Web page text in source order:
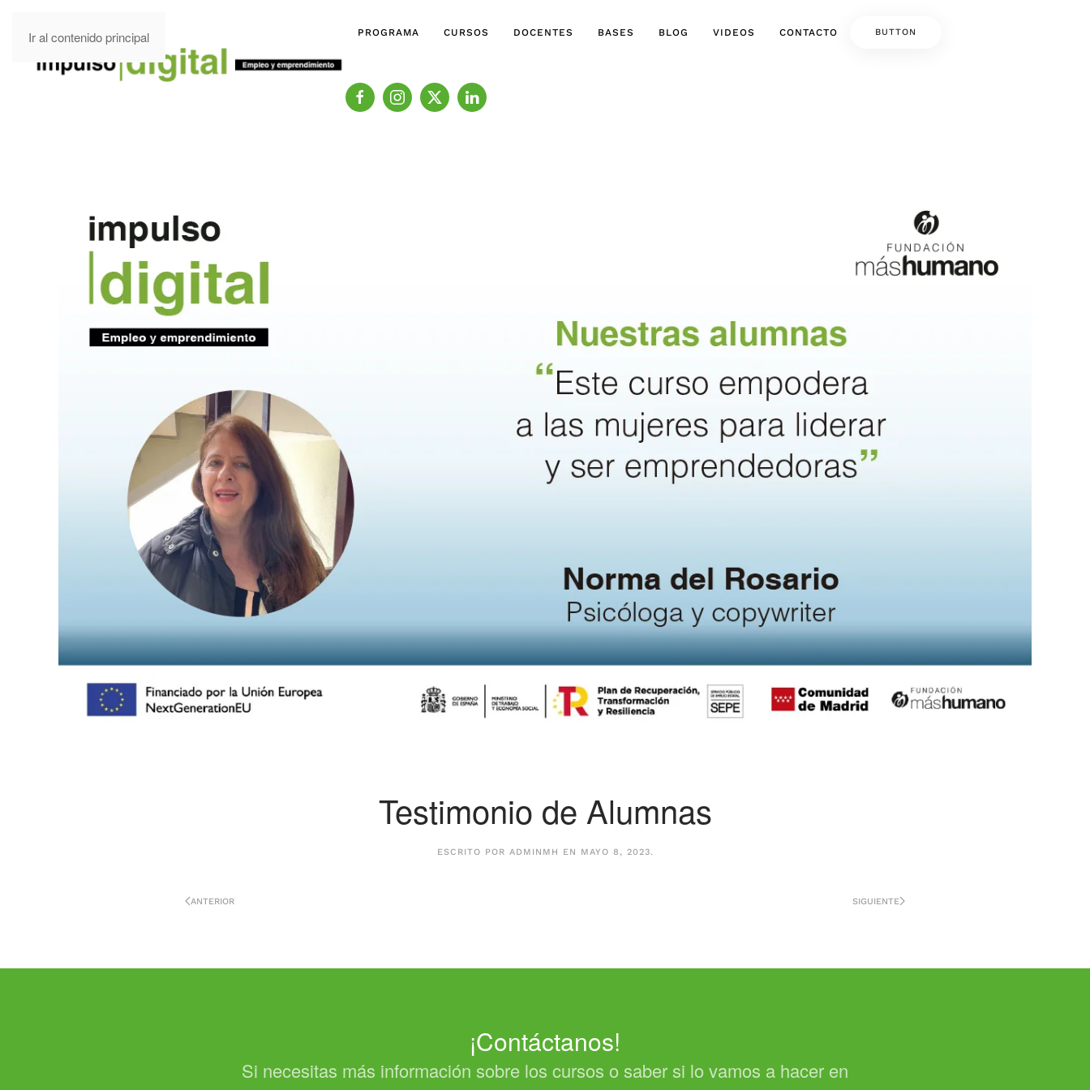
Ir al contenido principal PROGRAMA CURSOS DOCENTES BASES BLOG VIDEOS CONTACTO BUTTON
Testimonio de Alumnas
ESCRITO POR ADMINMH EN MAYO 8, 2023.
ANTERIOR SIGUIENTE
¡Contáctanos!
Si necesitas más información sobre los cursos o saber si lo vamos a hacer en